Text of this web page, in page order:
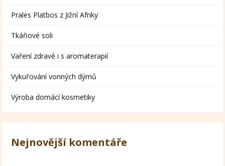
Prales Platbos z Jižní Afriky
Tkáňové soli
Vaření zdravě i s aromaterapií
Vykuřování vonných dýmů
Výroba domácí kosmetiky
Nejnovější komentáře